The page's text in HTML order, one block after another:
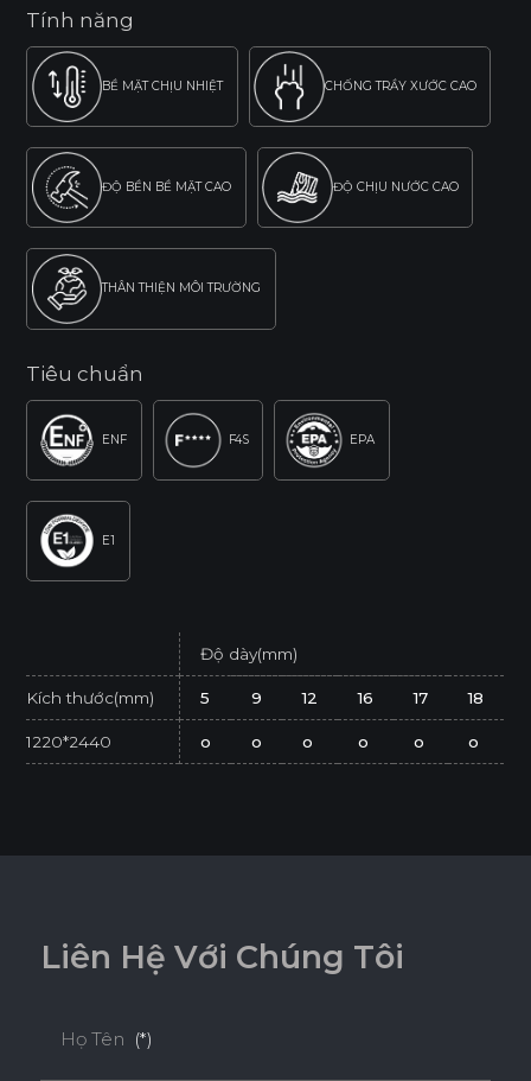
Tính năng
BỀ MẶT CHỊU NHIỆT CHỐNG TRẦY XƯỚC CAO
ĐỘ BỀN BỀ MẶT CAO ĐỘ CHỊU NƯỚC CAO
THÂN THIỆN MÔI TRƯỜNG
Tiêu chuẩn
ENF F4S EPA
E1
Độ dày(mm)
Kích thước(mm) 5 9 12 16 17 18
1220*2440 o o o o o o
Liên Hệ Với Chúng Tôi
Họ Tên (*)